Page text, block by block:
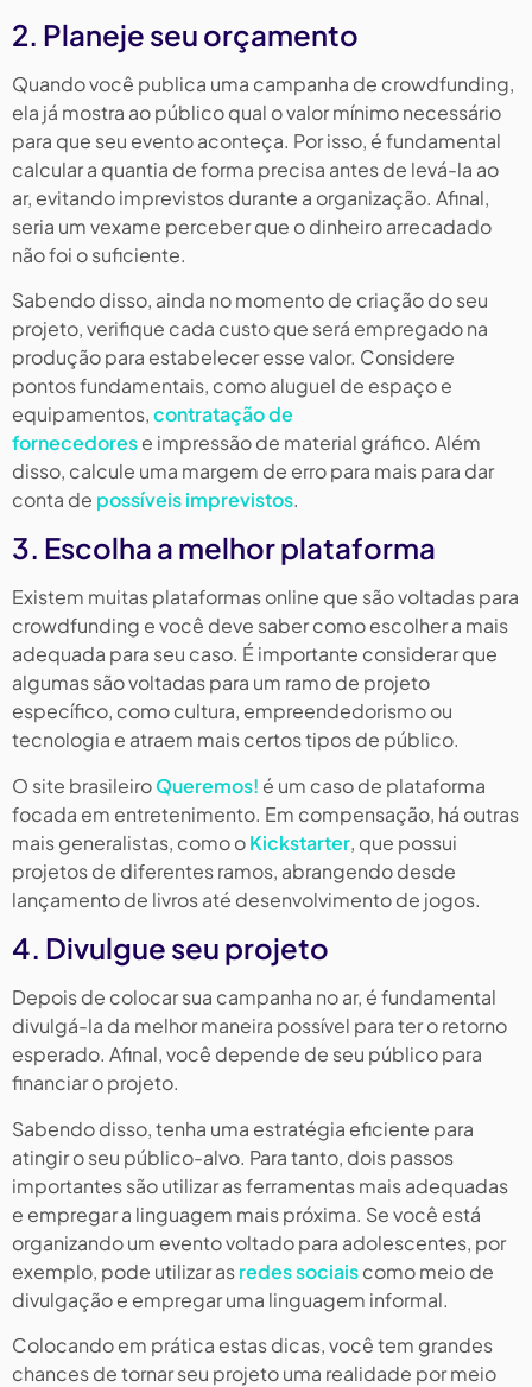
2. Planeje seu orçamento
Quando você publica uma campanha de crowdfunding,
ela já mostra ao público qual o valor mínimo necessário
para que seu evento aconteça. Por isso, é fundamental
calcular a quantia de forma precisa antes de levá-la ao
ar, evitando imprevistos durante a organização. Afinal,
seria um vexame perceber que o dinheiro arrecadado
não foi o suficiente.
Sabendo disso, ainda no momento de criação do seu
projeto, verifique cada custo que será empregado na
produção para estabelecer esse valor. Considere
pontos fundamentais, como aluguel de espaço e
equipamentos,contratação de
fornecedorese impressão de material gráfico. Além
disso, calcule uma margem de erro para mais para dar
conta de possíveis imprevistos.
3. Escolha a melhor plataforma
Existem muitas plataformas online que são voltadas para
crowdfunding e você deve saber como escolher a mais
adequada para seu caso. É importante considerar que
algumas são voltadas para um ramo de projeto
específico, como cultura, empreendedorismo ou
tecnologia e atraem mais certos tipos de público.
O site brasileiroQueremos! é um caso de plataforma
focada em entretenimento. Em compensação, há outras
mais generalistas, como oKickstarter, que possui
projetos de diferentes ramos, abrangendo desde
lançamento de livros até desenvolvimento de jogos.
4. Divulgue seu projeto
Depois de colocar sua campanha no ar, é fundamental
divulgá-la da melhor maneira possível para ter o retorno
esperado. Afinal, você depende de seu público para
financiar o projeto.
Sabendo disso, tenha uma estratégia eficiente para
atingir o seu público-alvo. Para tanto, dois passos
importantes são utilizar as ferramentas mais adequadas
e empregar a linguagem mais próxima. Se você está
organizando um evento voltado para adolescentes, por
exemplo, pode utilizar asredes sociaiscomo meio de
divulgação e empregar uma linguagem informal.
Colocando em prática estas dicas, você tem grandes
chances de tornar seu projeto uma realidade por meio